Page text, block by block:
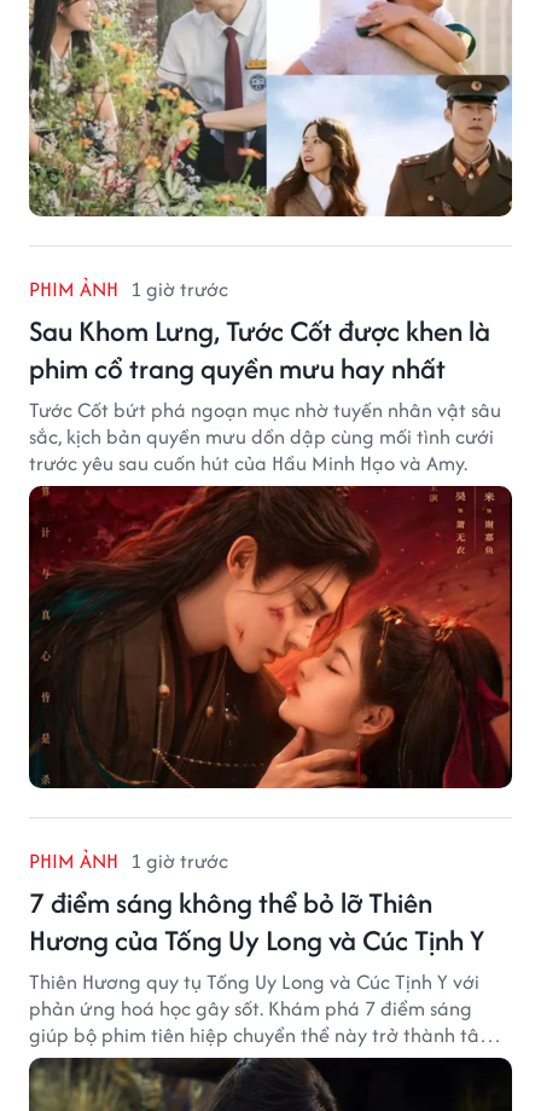
PHIM ẢNH 1 giờ trước
Sau Khom Lưng, Tước Cốt được khen là
phim cổ trang quyền mưu hay nhất
Tước Cốt bứt phá ngoạn mục nhờ tuyến nhân vật sâu
sắc, kịch bản quyền mưu dồn dập cùng mối tình cưới
trước yêu sau cuốn hút của Hầu Minh Hạo và Amy.
PHIM ẢNH 1 giờ trước
7 điểm sáng không thể bỏ lỡ Thiên
Hương của Tống Uy Long và Cúc Tịnh Y
Thiên Hương quy tụ Tống Uy Long và Cúc Tịnh Y với
phản ứng hoá học gây sốt. Khám phá 7 điểm sáng
giúp bộ phim tiên hiệp chuyển thể này trở thành tâm
điểm chú ý.